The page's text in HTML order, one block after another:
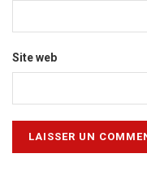
Site web